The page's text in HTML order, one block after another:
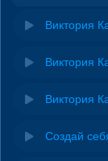
Виктория
Виктория
Виктория
Создай